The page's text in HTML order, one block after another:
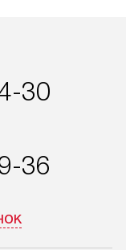
по монтажу
материалы.
30
36